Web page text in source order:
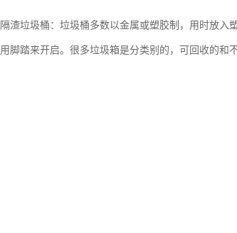
隔渣垃圾桶：垃圾桶多数以金属或塑胶制，用时放入
用脚踏来开启。很多垃圾箱是分类别的，可回收的和